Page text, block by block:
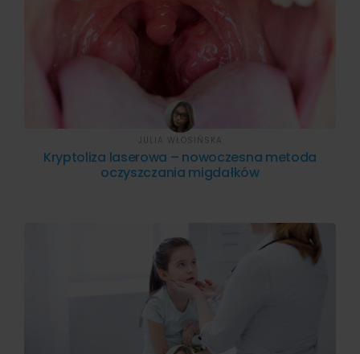
Kryptoliza laserowa – nowoczesna metoda
oczyszczania migdałków
JULIA WŁOSIŃSKA